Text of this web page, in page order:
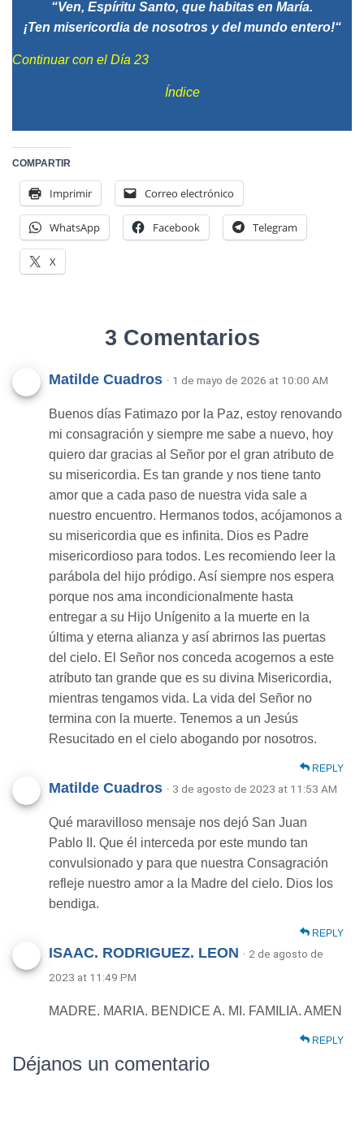
“Ven, Espíritu Santo, que habitas en María.
¡Ten misericordia de nosotros y del mundo entero!“
Continuar con el Día 23
Índice
COMPARTIR
Imprimir Correo electrónico
WhatsApp Facebook Telegram
X
3 Comentarios
Matilde Cuadros · 1 de mayo de 2026 at 10:00 AM
Buenos días Fatimazo por la Paz, estoy renovando
mi consagración y siempre me sabe a nuevo, hoy
quiero dar gracias al Señor por el gran atributo de
su misericordia. Es tan grande y nos tiene tanto
amor que a cada paso de nuestra vida sale a
nuestro encuentro. Hermanos todos, acójamonos a
su misericordia que es infinita. Dios es Padre
misericordioso para todos. Les recomiendo leer la
parábola del hijo pródigo. Así siempre nos espera
porque nos ama incondicionalmente hasta
entregar a su Hijo Unígenito a la muerte en la
última y eterna alianza y así abrirnos las puertas
del cielo. El Señor nos conceda acogernos a este
atríbuto tan grande que es su divina Misericordia,
mientras tengamos vida. La vida del Señor no
termina con la muerte. Tenemos a un Jesús
Resucitado en el cielo abogando por nosotros.
REPLY
Matilde Cuadros · 3 de agosto de 2023 at 11:53 AM
Qué maravilloso mensaje nos dejó San Juan
Pablo II. Que él interceda por este mundo tan
convulsionado y para que nuestra Consagración
refleje nuestro amor a la Madre del cielo. Dios los
bendiga.
REPLY
ISAAC. RODRIGUEZ. LEON · 2 de agosto de
2023 at 11:49 PM
MADRE. MARIA. BENDICE A. MI. FAMILIA. AMEN
REPLY
Déjanos un comentario